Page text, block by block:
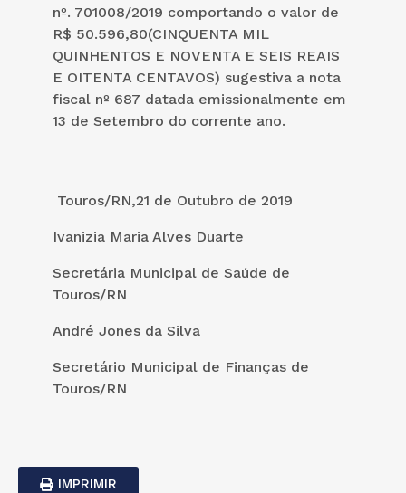
nº. 701008/2019 comportando o valor de
R$ 50.596,80(CINQUENTA MIL
QUINHENTOS E NOVENTA E SEIS REAIS
E OITENTA CENTAVOS) sugestiva a nota
fiscal nº 687 datada emissionalmente em
13 de Setembro do corrente ano.
Touros/RN,21 de Outubro de 2019
Ivanizia Maria Alves Duarte
Secretária Municipal de Saúde de
Touros/RN
André Jones da Silva
Secretário Municipal de Finanças de
Touros/RN
IMPRIMIR